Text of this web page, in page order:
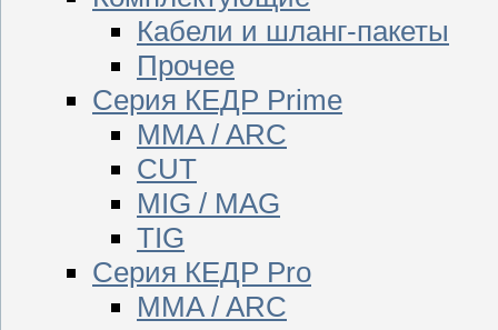
Кабели и шланг-пакеты
Прочее
Серия КЕДР Prime
MMA / ARC
CUT
MIG / MAG
TIG
Серия КЕДР Pro
MMA / ARC